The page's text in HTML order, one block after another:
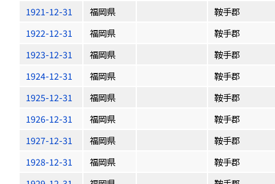
1921-12-31
福岡県
鞍手郡
1922-12-31
福岡県
鞍手郡
1923-12-31
福岡県
鞍手郡
1924-12-31
福岡県
鞍手郡
1925-12-31
福岡県
鞍手郡
1926-12-31
福岡県
鞍手郡
1927-12-31
福岡県
鞍手郡
1928-12-31
福岡県
鞍手郡